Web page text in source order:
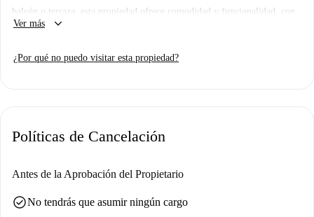
balcón o terraza, esta propiedad ofrece comodidad y funcionalidad, con
aire acondicionado y acceso a una piscina para su disfrute. El
y detalles verificados.
Arrocería Casa Pepe. Atracciones importantes como la Escultura Madre
lo que le permitirá estar en el centro de todo.
Ver más keyboard_arrow_down
¿Por qué no puedo visitar esta propiedad?
Políticas de Cancelación
Antes de la Aprobación del Propietario
check_circleNo tendrás que asumir ningún cargo